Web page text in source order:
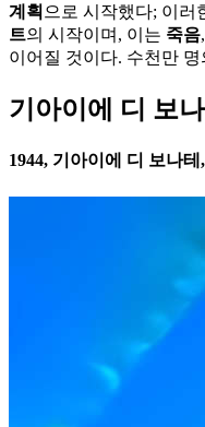
계획 으로 시작했다; 이러
트의 시작이며, 이는 죽음,
이어질 것이다. 수천만
기아이에 디 보
1944, 기아이에 디 보나